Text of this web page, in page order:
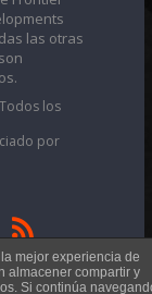
las otras
. Todos los
por
Creative Commons
mejor experiencia de
almacener compartir y
Si continúa